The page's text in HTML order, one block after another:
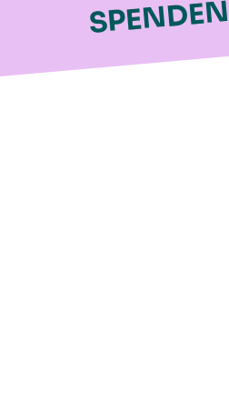
SPENDEN